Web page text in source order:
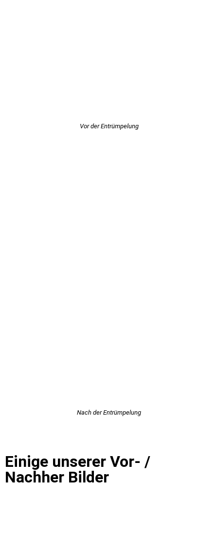
Vor der Entrümpelung
Nach der Entrümpelung
Einige unserer Vor- /
Nachher Bilder